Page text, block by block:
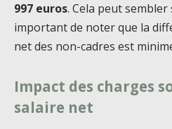
997 euros. Cela peut
important de noter que la
net des non-cadres est
Impact des charges
salaire net